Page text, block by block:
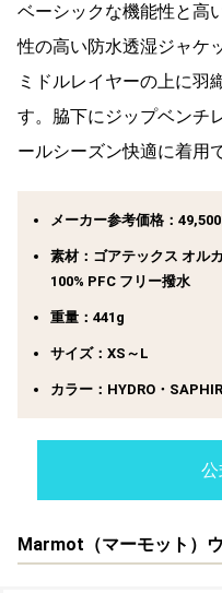
ベーシックな機能性と高
性の高い防水透湿ジャケ
ミドルレイヤーの上に羽
す。脇下にジップベンチ
ールシーズン快適に着用
メーカー参考価格：49,500
素材：ゴアテックス オル
100% PFC フリー撥水
重量：441g
サイズ：XS～L
カラー：HYDRO・
公
Marmot（マーモット）